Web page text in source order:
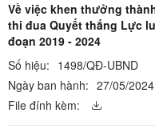
Về việc khen thưởng
thi đua Quyết thắng Lực
đoạn 2019 - 2024
Số hiệu: 1498/QĐ-UBND
Ngày ban hành: 27/05/2024
File đính kèm: